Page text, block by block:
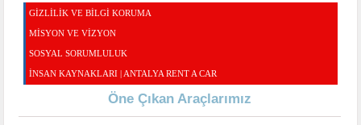
GİZLİLİK VE BİLGİ KORUMA
MISYON VE VIZYON
SOSYAL SORUMLULUK
İNSAN KAYNAKLARI | ANTALYA RENT A CAR
Öne Çıkan Araçlarımız